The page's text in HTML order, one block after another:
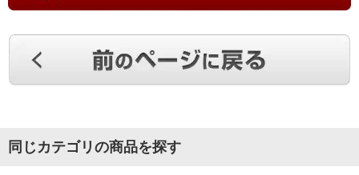
同じカテゴリの商品を探す